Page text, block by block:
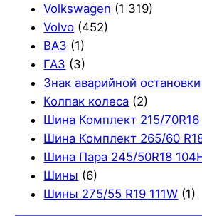
Volkswagen (1 319)
Volvo (452)
ВАЗ (1)
ГАЗ (3)
Знак аварийной
Колпак колеса (2)
Шина Комплект 215/
Шина Комплект 265/60
Шина Пара 245/50R18
Шины (6)
Шины 275/55 R19 111W (1)